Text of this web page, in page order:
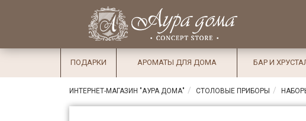
Избранное
×
СалоныДоставка
Оплата
Подарки
Ароматы
для дома
ПОДАРКИ АРОМАТЫ ДЛЯ ДОМА БАР И
ИНТЕРНЕТ-МАГАЗИН "АУРА ДОМА" СТОЛОВЫЕ ПРИБОРЫ